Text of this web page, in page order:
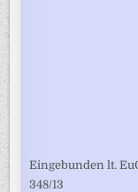
Eingebunden lt.
348/13